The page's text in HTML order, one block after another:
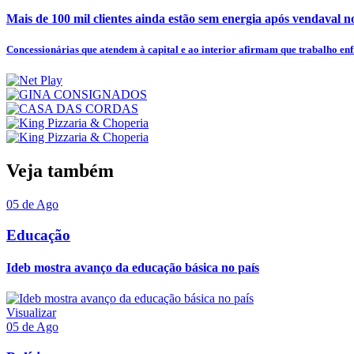
Mais de 100 mil clientes ainda estão sem energia após vendaval
Concessionárias que atendem à capital e ao interior afirmam que trabalho
Veja também
05 de Ago
Educação
Ideb mostra avanço da educação básica no país
Visualizar
05 de Ago